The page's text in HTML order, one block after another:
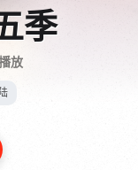
季
放